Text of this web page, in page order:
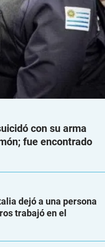
con su arma
fue encontrado
dejó a una persona
trabajó en el